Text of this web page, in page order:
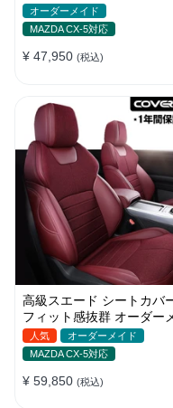
水レザー おしゃれ 全席セッ
ト
オーダーメイド
MAZDA CX-5対応
¥ 47,950 (税込)
高級スエード シートカバ
フィット感抜群 オーダー
ド 耐久性 オシャレ 全席セ
ト
人気
オーダーメイド
MAZDA CX-5対応
¥ 59,850 (税込)